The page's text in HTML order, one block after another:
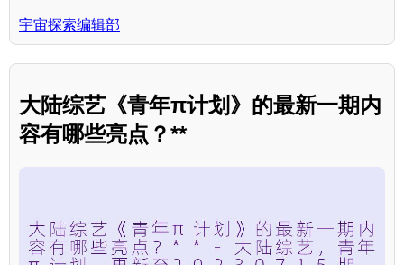
宇宙探索编辑部
大陆综艺《青年π计划》的最新一期内
容有哪些亮点？**